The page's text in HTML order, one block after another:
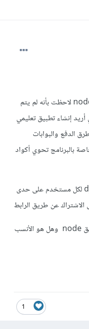
الأخوة الكرام عندي استفسار بخصوص nodejs لاحظت بأنه لم يتم
إنشاء تطبيق تعليمي
الدفع والبوابات
بالبرنامج تحوي أكواد
كما أريد إنشاء روابط دعوة dynamic link لكل مستخدم على حدى
عن طريق الرابط
السؤال هنا كيف أستطيع فعل ذلك عن طريق node وهل هو الأنسب
1